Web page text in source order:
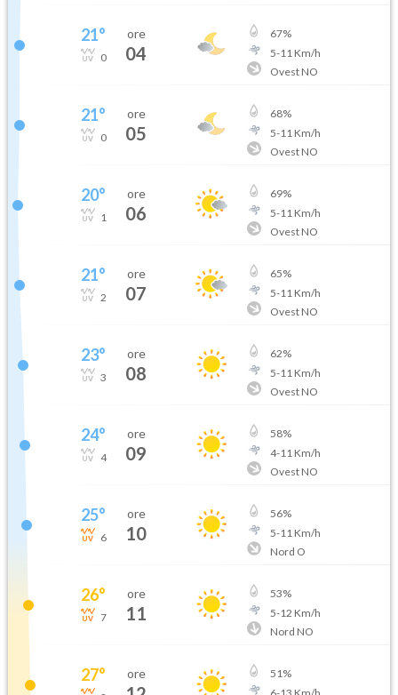
21°
0
ore
04
67%
5-11 Km/h
Ovest NO
21°
0
ore
05
68%
5-11 Km/h
Ovest NO
20°
1
ore
06
69%
5-11 Km/h
Ovest NO
21°
2
ore
07
65%
5-11 Km/h
Ovest NO
23°
3
ore
08
62%
5-11 Km/h
Ovest NO
24°
4
ore
09
58%
4-11 Km/h
Ovest NO
25°
6
ore
10
56%
5-11 Km/h
Nord O
26°
7
ore
11
53%
5-12 Km/h
Nord NO
27° ore 51%